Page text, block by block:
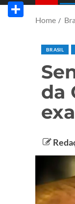
Home
BRASIL
da
Telegram